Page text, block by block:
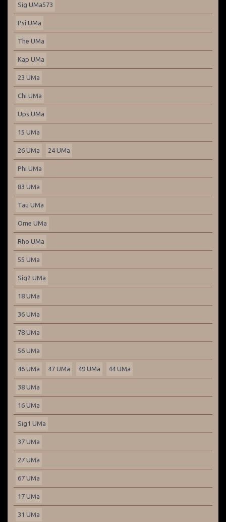
Sig UMa573
Psi UMa
The UMa
Kap UMa
23 UMa
Chi UMa
Ups UMa
15 UMa
26 UMa 24 UMa
Phi UMa
83 UMa
Tau UMa
Ome UMa
Rho UMa
55 UMa
Sig2 UMa
18 UMa
36 UMa
78 UMa
56 UMa
46 UMa 47 UMa 49 UMa 44 UMa
38 UMa
16 UMa
Sig1 UMa
37 UMa
27 UMa
67 UMa
17 UMa
31 UMa